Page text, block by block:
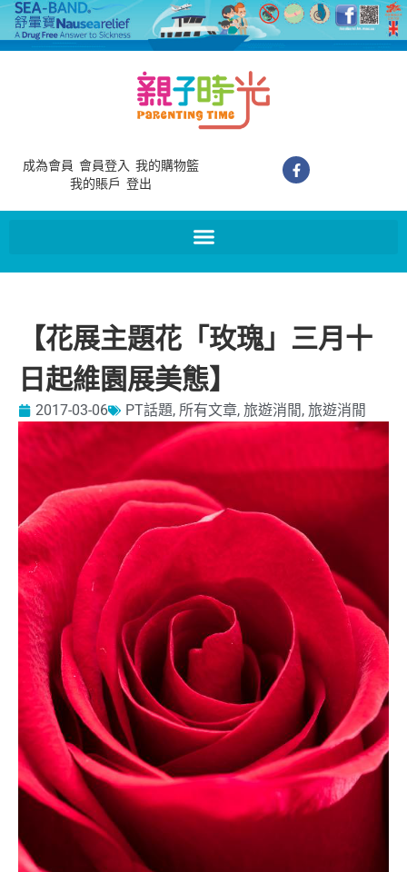
成為會員 會員登入 我的購物籃
我的賬戶 登出
【花展主題花「玫瑰」三月十
日起維園展美態】
2017-03-06 PT話題, 所有文章, 旅遊消閒, 旅遊消閒